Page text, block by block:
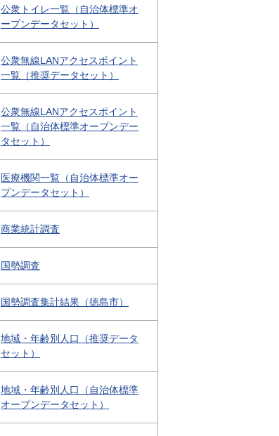
公衆トイレ一覧（自治体標準オ
ープンデータセット）
公衆無線LANアクセスポイント
一覧（推奨データセット）
公衆無線LANアクセスポイント
一覧（自治体標準オープンデー
タセット）
医療機関一覧（自治体標準オー
プンデータセット）
商業統計調査
国勢調査
国勢調査集計結果（徳島市）
地域・年齢別人口（推奨データ
セット）
地域・年齢別人口（自治体標準
オープンデータセット）